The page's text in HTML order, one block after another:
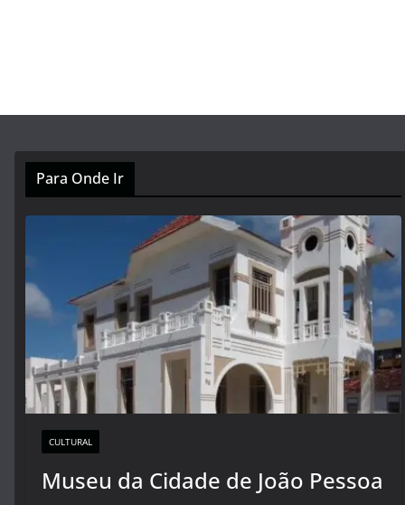
Para Onde Ir
CULTURAL
Museu da Cidade de João Pessoa